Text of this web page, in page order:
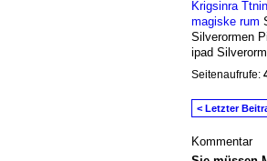
Krigsinra
magiske rum
Silverormen
ipad
Seitenaufrufe:
< Letzter
Kommentar